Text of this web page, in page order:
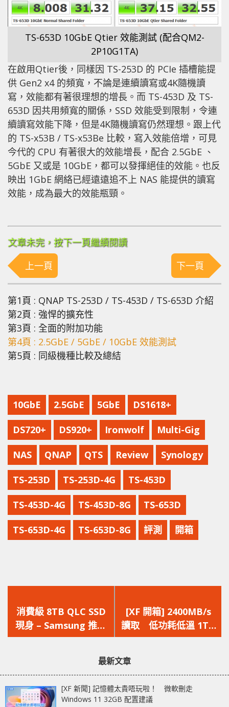
TS-653D 10GbE Qtier 效能測試 (配合QM2-
2P10G1TA)
在啟用Qtier後，同樣因 TS-253D 的 PCIe 插槽能提
供 Gen2 x4 的頻寬，不論是連續讀寫或4K隨機讀
寫，效能都有著很理想的增長。而 TS-453D 及 TS-
653D 因共用頻寬的關係，SSD 效能受到限制，令連
續讀寫效能下降，但是4K隨機讀寫仍然理想。跟上代
的 TS-x53B / TS-x53Be 比較，寫入效能倍增，可見
今代的 CPU 有著很大的效能增長，配合 2.5GbE 、
5GbE 又或是 10GbE，都可以發揮絕佳的效能。也反
映出 1GbE 網絡已經遠遠追不上 NAS 能提供的讀寫
效能，成為最大的效能瓶頸。
文章未完，按下一頁繼續閱讀
上一頁
下一頁
第1頁 : QNAP TS-253D / TS-453D / TS-653D 介紹
第2頁 : 強悍的擴充性
第3頁 : 全面的附加功能
第4頁 : 2.5GbE / 5GbE / 10GbE 效能測試
第5頁 : 同級機種比較及總結
10GbE 2.5GbE 5GbE DS1618+
DS720+ DS920+ Ironwolf Multi-Gig
NAS QNAP QTS Review Synology
TS-253D TS-253D-4G TS-453D
TS-453D-4G TS-453D-8G TS-653D
TS-653D-4G TS-653D-8G 評測 開箱
一
篇
文
消費級 8TB QLC SSD
現身 – Samsung 推出
870 QVO 主打「HDD
一
篇
文
[XF 開箱] 2400MB/s
讀取 低功耗低溫 1TB
大容量 Western
最新文章
[XF 新聞] 記憶體太貴唔玩啦！ 微軟刪走
Windows 11 32GB 配置建議